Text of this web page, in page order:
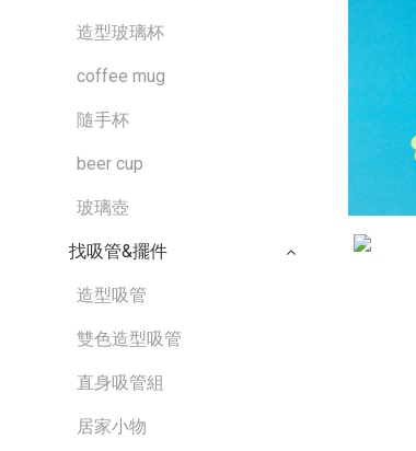
造型玻璃杯
coffee mug
隨手杯
beer cup
玻璃壺
找吸管&擺件
造型吸管
雙色造型吸管
直身吸管組
居家小物